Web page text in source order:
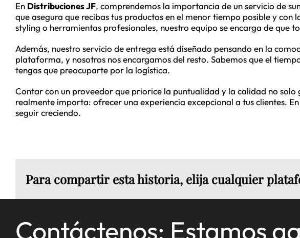
En Distribuciones JF, comprendemos la importancia de un servicio de
que asegura que recibas tus productos en el menor tiempo posible y
styling o herramientas profesionales, nuestro equipo se encarga de que
Además, nuestro servicio de entrega está diseñado pensando en la
plataforma, y nosotros nos encargamos del resto. Sabemos que el
tengas que preocuparte por la logística.
Contar con un proveedor que priorice la puntualidad y la calidad no
realmente importa: ofrecer una experiencia excepcional a tus clientes. En
seguir creciendo.
Para compartir esta historia, elija cualquier
Contáctenos: Estamos